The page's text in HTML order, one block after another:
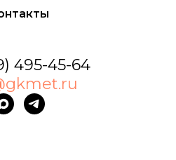
495-45-64